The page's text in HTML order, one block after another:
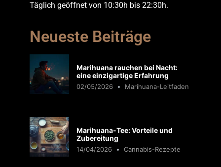
Täglich geöffnet von 10:30h bis 22:30h.
Neueste Beiträge
Marihuana rauchen bei Nacht:
eine einzigartige Erfahrung
02/05/2026 Marihuana-Leitfaden
Marihuana-Tee: Vorteile und
Zubereitung
14/04/2026 Cannabis-Rezepte